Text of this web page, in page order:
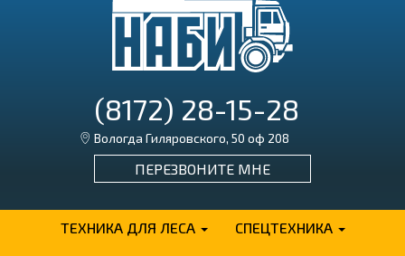
(8172) 28-15-28
Вологда Гиляровского, 50 оф 208
ПЕРЕЗВОНИТЕ МНЕ
ТЕХНИКА ДЛЯ ЛЕСА СПЕЦТЕХНИКА